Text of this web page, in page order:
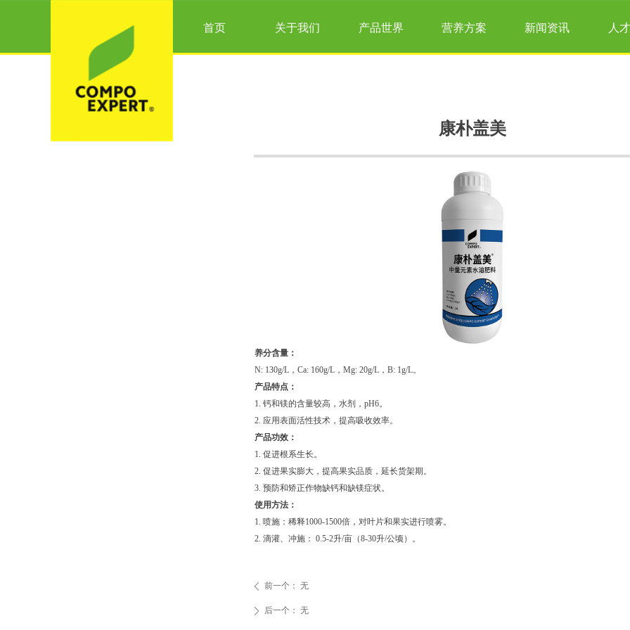
首页 关于我们 产品世界 营养方案 新闻资讯 人
康朴盖美
养分含量：
N: 130g/L，Ca: 160g/L，Mg: 20g/L，B: 1g/L。
产品特点：
1. 钙和镁的含量较高，水剂，pH6。
2. 应用表面活性技术，提高吸收效率。
产品功效：
1. 促进根系生长。
2. 促进果实膨大，提高果实品质，延长货架期。
3. 预防和矫正作物缺钙和缺镁症状。
使用方法：
1. 喷施：稀释1000-1500倍，对叶片和果实进行喷雾。
2. 滴灌、冲施： 0.5-2升/亩（8-30升/公顷）。
ꄴ 前一个： 无
ꄲ 后一个： 无